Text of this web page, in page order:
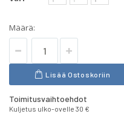
Määrä:
Lisää Ostoskoriin
Toimitusvaihtoehdot
Kuljetus ulko-ovelle 30 €